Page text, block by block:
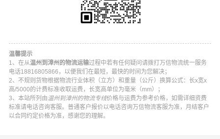
万信温州到漳州物流公司平台优势
温馨提示
1、在从温州到漳州的物流运输过程中若有任何疑问请拨打万信物流统一服务
电话18816805866，以便我们在最短，最快的时间为您解决；
2、不规则货物根据物流行业体积（立方）和重量（公斤）换算公式：长x宽x
高/5000的计费标准收取运费，长宽高单位为毫米（mm）；
3、本站所列由温州到漳州的物流专线价格与运费为参考价格，如需详细资费
标准请电话咨询客服。普通客户报价以电话咨询万信物流客服为准，月结客户
以合同约定价格为准，感谢您的理解。